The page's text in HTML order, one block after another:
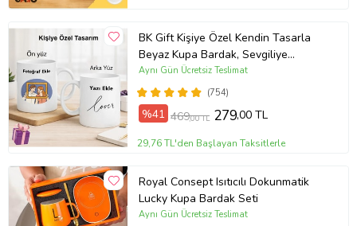
BK Gift Kişiye Özel Kendin Tasarla
Beyaz Kupa Bardak, Sevgiliye
Hediye, Arkadaşa Hediye, Doğum
Günü Hediyesi(754)
Aynı Gün Ücretsiz Teslimat
%41 469,00 TL 279,00 TL
29,76 TL'den Başlayan Taksitlerle
Royal Consept Isıtıcılı Dokunmatik
Lucky Kupa Bardak Seti
Aynı Gün Ücretsiz Teslimat